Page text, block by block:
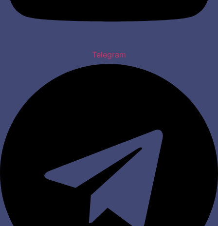
Telegram